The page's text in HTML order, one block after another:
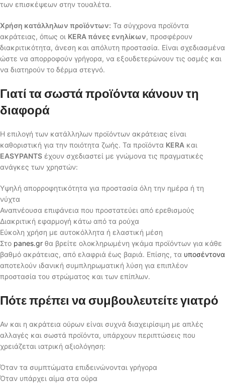
των επισκέψεων στην τουαλέτα.
Χρήση κατάλληλων προϊόντων: Τα σύγχρονα προϊόντα
ακράτειας, όπως οι KERA πάνες ενηλίκων, προσφέρουν
διακριτικότητα, άνεση και απόλυτη προστασία. Είναι σχεδιασμένα
ώστε να απορροφούν γρήγορα, να εξουδετερώνουν τις οσμές και
να διατηρούν το δέρμα στεγνό.
Γιατί τα σωστά προϊόντα κάνουν τη
διαφορά
Η επιλογή των κατάλληλων προϊόντων ακράτειας είναι
καθοριστική για την ποιότητα ζωής. Τα προϊόντα KERA και
EASYPANTS έχουν σχεδιαστεί με γνώμονα τις πραγματικές
ανάγκες των χρηστών:
Υψηλή απορροφητικότητα για προστασία όλη την ημέρα ή τη
νύχτα
Αναπνέουσα επιφάνεια που προστατεύει από ερεθισμούς
Διακριτική εφαρμογή κάτω από τα ρούχα
Εύκολη χρήση με αυτοκόλλητα ή ελαστική μέση
Στο panes.gr θα βρείτε ολοκληρωμένη γκάμα προϊόντων για κάθε
βαθμό ακράτειας, από ελαφριά έως βαριά. Επίσης, τα υποσέντονα
αποτελούν ιδανική συμπληρωματική λύση για επιπλέον
προστασία του στρώματος και των επίπλων.
Πότε πρέπει να συμβουλευτείτε γιατρό
Αν και η ακράτεια ούρων είναι συχνά διαχειρίσιμη με απλές
αλλαγές και σωστά προϊόντα, υπάρχουν περιπτώσεις που
χρειάζεται ιατρική αξιολόγηση:
Όταν τα συμπτώματα επιδεινώνονται γρήγορα
Όταν υπάρχει αίμα στα ούρα